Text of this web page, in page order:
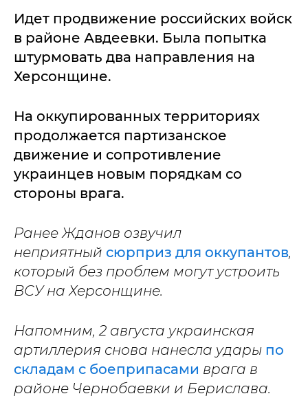
Идет продвижение российских войск
в районе Авдеевки. Была попытка
штурмовать два направления на
Херсонщине.
На оккупированных территориях
продолжается партизанское
движение и сопротивление
украинцев новым порядкам со
стороны врага.
Ранее Жданов озвучил
неприятный сюрприз для оккупантов,
который без проблем могут устроить
ВСУ на Херсонщине.
Напомним, 2 августа украинская
артиллерия снова нанесла удары по
складам с боеприпасами врага в
районе Чернобаевки и Берислава.